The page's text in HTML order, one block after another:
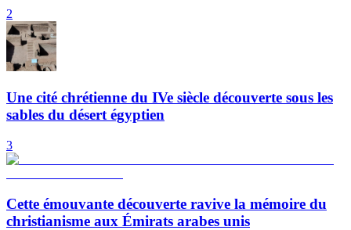
2
Une cité chrétienne du IVe siècle découverte sous les
sables du désert égyptien
3
Cette émouvante découverte ravive la mémoire du
christianisme aux Émirats arabes unis